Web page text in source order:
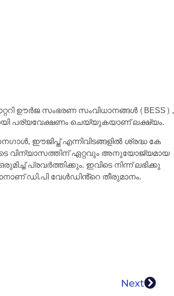
ഊർജ സംഭരണ സംവിധാനങ്ങൾ (BESS) ,
പര്യവേക്ഷണം ചെയ്യുകയാണ് ലക്ഷ്യം.
ഈജിപ്ത് എന്നിവിടങ്ങളിൽ ശ്രദ്ധ കേ
വിന്യാസത്തിന് ഏറ്റവും അനുയോജ്യമായ
പ്രവർത്തിക്കും. ഇവിടെ നിന്ന് ലഭിക്കു
ഡി.പി വേൾഡിൻ്റെ തീരുമാനം.
Next